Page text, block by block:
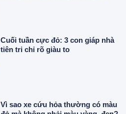
Cuối tuần cực đỏ: 3 con giáp nhà
tiên tri chỉ rõ giàu to
Vì sao xe cứu hỏa thường có màu